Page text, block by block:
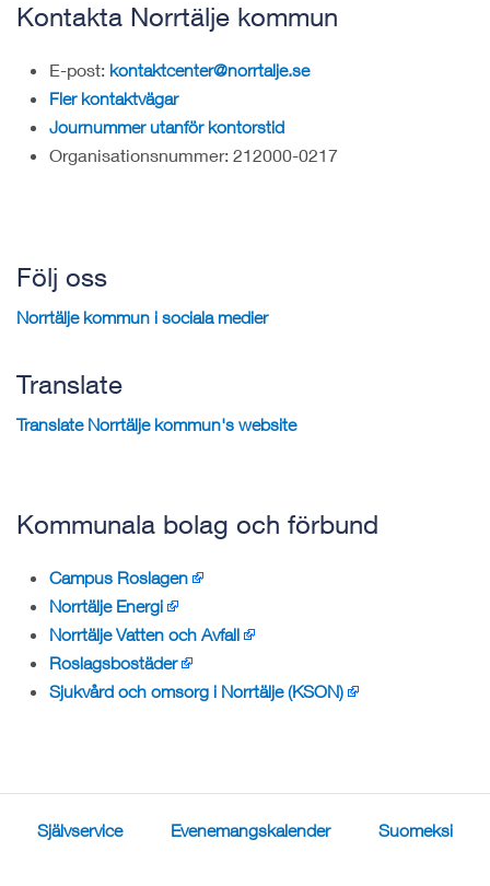
Kontakta Norrtälje kommun
E-post: kontaktcenter@norrtalje.se
Fler kontaktvägar
Journummer utanför kontorstid
Organisationsnummer: 212000-0217
Följ oss
Norrtälje kommun i sociala medier
Translate
Translate Norrtälje kommun's website
Kommunala bolag och förbund
Campus Roslagen
Norrtälje Energi
Norrtälje Vatten och Avfall
Roslagsbostäder
Sjukvård och omsorg i Norrtälje (KSON)
Självservice Evenemangskalender Suomeksi